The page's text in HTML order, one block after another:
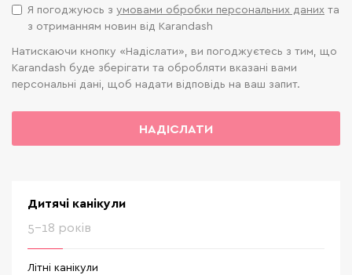
Я погоджуюсь з умовами обробки персональних даних та
з отриманням новин від Karandash
Натискаючи кнопку «Надіслати», ви погоджуєтесь з тим, що
Karandash буде зберігати та обробляти вказані вами
персональні дані, щоб надати відповідь на ваш запит.
НАДІСЛАТИ
Дитячі канікули
5-18 років
Літні канікули